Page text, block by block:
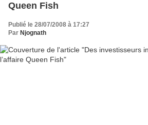
Queen Fish
Publié le 28/07/2008 à 17:27
Par Njognath